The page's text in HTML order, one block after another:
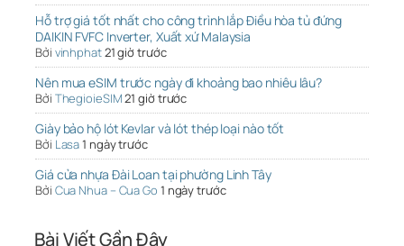
Hỗ trợ giá tốt nhất cho công trình lắp Điều hòa tủ đứng
DAIKIN FVFC Inverter, Xuất xứ Malaysia
Bởi vinhphat21 giờ trước
Nên mua eSIM trước ngày đi khoảng bao nhiêu lâu?
Bởi ThegioieSIM21 giờ trước
Giày bảo hộ lót Kevlar và lót thép loại nào tốt
Bởi Lasa1 ngày trước
Giá cửa nhựa Đài Loan tại phường Linh Tây
Bởi Cua Nhua – Cua Go 1 ngày trước
Bài Viết Gần Đây